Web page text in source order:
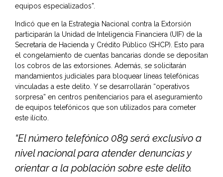
equipos especializados”.
Indicó que en la Estrategia Nacional contra la Extorsión
participarán la Unidad de Inteligencia Financiera (UIF) de la
Secretaría de Hacienda y Crédito Público (SHCP). Esto para
el congelamiento de cuentas bancarias donde se depositan
los cobros de las extorsiones. Además, se solicitarán
mandamientos judiciales para bloquear líneas telefónicas
vinculadas a este delito. Y se desarrollarán “operativos
sorpresa” en centros penitenciarios para el aseguramiento
de equipos telefónicos que son utilizados para cometer
este ilícito.
“El número telefónico 089 será exclusivo a
nivel nacional para atender denuncias y
orientar a la población sobre este delito.